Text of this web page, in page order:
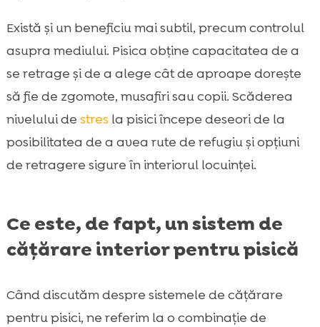
Există și un beneficiu mai subtil, precum controlul
asupra mediului. Pisica obține capacitatea de a
se retrage și de a alege cât de aproape dorește
să fie de zgomote, musafiri sau copii. Scăderea
nivelului de stres la pisici începe deseori de la
posibilitatea de a avea rute de refugiu și opțiuni
de retragere sigure în interiorul locuinței.
Ce este, de fapt, un sistem de
cățărare interior pentru pisică
Când discutăm despre sistemele de cățărare
pentru pisici, ne referim la o combinație de